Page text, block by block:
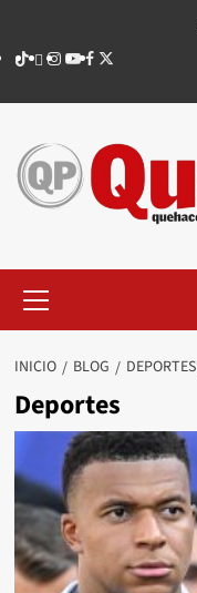
contenido
TikTok
threads
Instagram
Youtube
Facebook
X
principal
INICIO BLOG DEPORTES
Deportes